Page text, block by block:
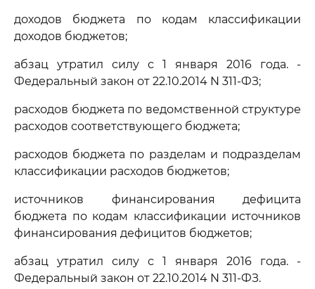
доходов бюджета по кодам классификации
доходов бюджетов;
абзац утратил силу с 1 января 2016 года. -
Федеральный закон от 22.10.2014 N 311-ФЗ;
расходов бюджета по ведомственной структуре
расходов соответствующего бюджета;
расходов бюджета по разделам и подразделам
классификации расходов бюджетов;
источников финансирования дефицита
бюджета по кодам классификации источников
финансирования дефицитов бюджетов;
абзац утратил силу с 1 января 2016 года. -
Федеральный закон от 22.10.2014 N 311-ФЗ.